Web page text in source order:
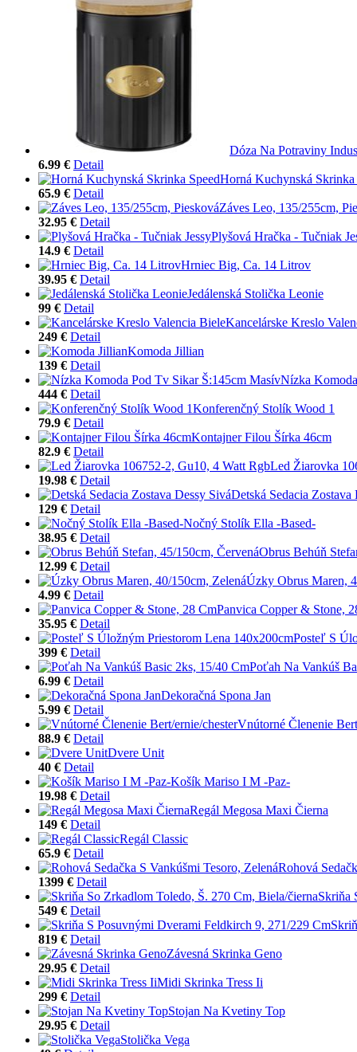
Dóza Na Potraviny
6.99 € Detail
Horná Kuchynská Skrinka
65.9 € Detail
Záves Leo, 135/255cm,
32.95 € Detail
Plyšová Hračka - Tučniak
14.9 € Detail
Hrniec Big, Ca. 14 Litrov
39.95 € Detail
Jedálenská Stolička Leonie
99 € Detail
Kancelárske Kreslo
249 € Detail
Komoda Jillian
139 € Detail
Nízka
444 € Detail
Konferenčný Stolík Wood 1
79.9 € Detail
Kontajner Filou Šírka 46cm
82.9 € Detail
Led Žiarovka
19.98 € Detail
Detská Sedacia Zostava
129 € Detail
Nočný Stolík Ella -Based-
38.95 € Detail
Obrus Behúň
12.99 € Detail
Úzky Obrus Maren,
4.99 € Detail
Panvica Copper & Stone,
35.95 € Detail
Posteľ S
399 € Detail
Poťah Na Vankúš
6.99 € Detail
Dekoračná Spona Jan
5.99 € Detail
Vnútorné Členenie
88.9 € Detail
Dvere Unit
40 € Detail
Košík Mariso I M -Paz-
19.98 € Detail
Regál Megosa Maxi Čierna
149 € Detail
Regál Classic
65.9 € Detail
Rohová
1399 € Detail
Skriňa
549 € Detail
819 € Detail
Závesná Skrinka Geno
29.95 € Detail
Midi Skrinka Tress Ii
299 € Detail
Stojan Na Kvetiny Top
29.95 € Detail
Stolička Vega